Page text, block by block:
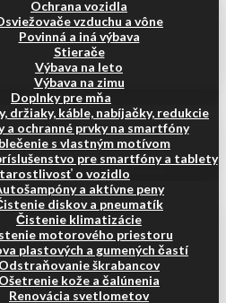
Ochrana vozidla
vzduchu a vône
Povinná a iná výbava
Stierače
Výbava na leto
Výbava na zimu
Doplnky pre mňa
držiaky, káble, nabíjačky, redukcie
a ochranné prvky na smartfóny
s vlastným motívom
pre smartfóny a tablety
o vozidlo
a aktívne peny
diskov a pneumatík
Čistenie klimatizácie
motorového priestoru
plastových a gumených častí
Odstraňovanie škrabancov
Ošetrenie kože a čalúnenia
Renovácia svetlometov